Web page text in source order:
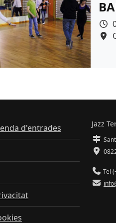
d'entrades Jazz
Tel